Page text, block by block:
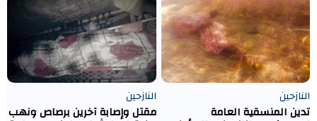
النازحين
تدين المنسقية العامة
النازحين
مقتل وإصابة آخرين برصاص ونهب